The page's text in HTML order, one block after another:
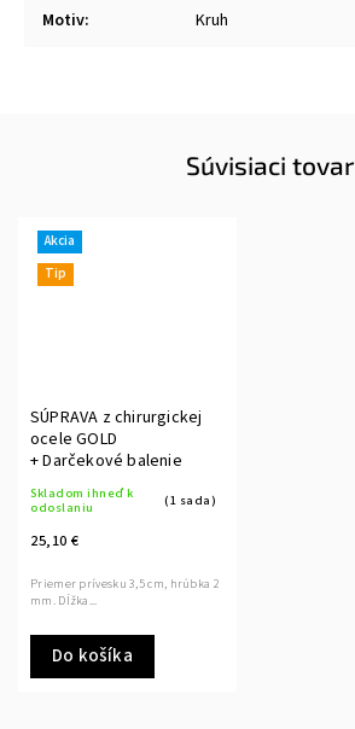
Motiv: Kruh
Súvisiaci tovar
Akcia
Tip
SÚPRAVA z chirurgickej
ocele GOLD
+ Darčekové balenie
Skladom ihneď k
odoslaniu
(1 sada)
25,10 €
Do košíka
Priemer prívesku 3,5 cm, hrúbka 2
mm. Dĺžka...